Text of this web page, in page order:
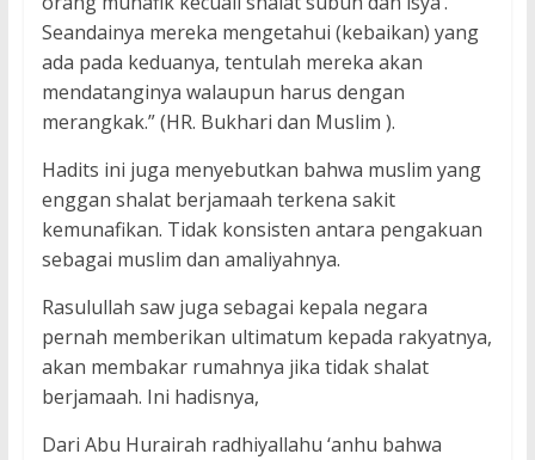
Seandainya mereka mengetahui (kebaikan) yang
ada pada keduanya, tentulah mereka akan
mendatanginya walaupun harus dengan
merangkak.” (HR. Bukhari dan Muslim ).
Hadits ini juga menyebutkan bahwa muslim yang
enggan shalat berjamaah terkena sakit
kemunafikan. Tidak konsisten antara pengakuan
sebagai muslim dan amaliyahnya.
Rasulullah saw juga sebagai kepala negara
pernah memberikan ultimatum kepada rakyatnya,
akan membakar rumahnya jika tidak shalat
berjamaah. Ini hadisnya,
Dari Abu Hurairah radhiyallahu ‘anhu bahwa